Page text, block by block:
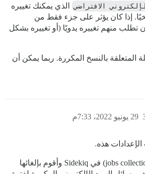
الافتراضي
الذي يمكنك تغييره
إذا كان يؤثر على جزء فقط من
تطلب منهم تغييره يدويًا (أو تغييره بشكل
بالنسخ المكررة. ربما يمكن أن
29 يونيو 2022، 7:33م
هذه.
أرى مجموعة المهام (jobs collection) في Sidekiq وأقوم بإلغائها